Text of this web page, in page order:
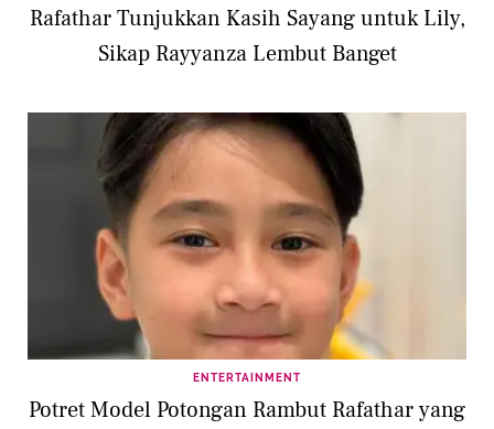
Rafathar Tunjukkan Kasih Sayang untuk Lily,
Sikap Rayyanza Lembut Banget
ENTERTAINMENT
Potret Model Potongan Rambut Rafathar yang